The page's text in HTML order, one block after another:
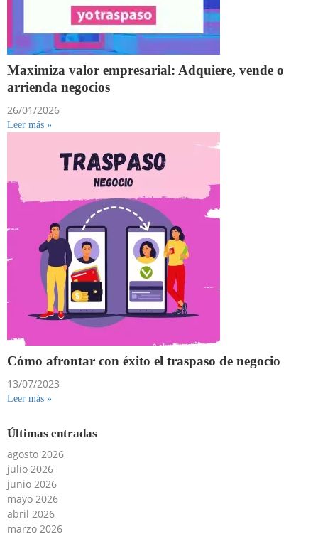
Maximiza valor empresarial: Adquiere, vende o
arrienda negocios
26/01/2026
Leer más »
Cómo afrontar con éxito el traspaso de negocio
13/07/2023
Leer más »
Últimas entradas
agosto 2026
julio 2026
junio 2026
mayo 2026
abril 2026
marzo 2026